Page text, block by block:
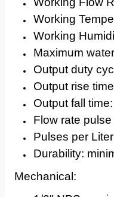
Working
Working
Maximum
Output duty
Output rise
Output fall
Flow rate
Pulses per
Durability:
Mechanical: